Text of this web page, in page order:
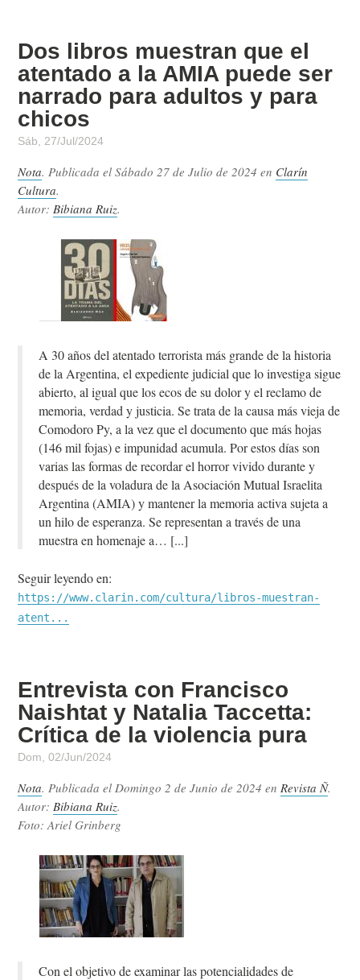
Dos libros muestran que el
atentado a la AMIA puede ser
narrado para adultos y para
chicos
Sáb, 27/Jul/2024
Nota. Publicada elSábado 27 de Julio de 2024 en Clarín
Cultura.
Autor:Bibiana Ruiz.
A 30 años del atentado terrorista más grande de la historia
de la Argentina, el expediente judicial que lo investiga sigue
abierto, al igual que los ecos de su dolor y el reclamo de
memoria, verdad y justicia. Se trata de la causa más vieja de
Comodoro Py, a la vez que el documento que más hojas
(146 mil fojas) e impunidad acumula. Por estos días son
varias las formas de recordar el horror vivido durante y
después de la voladura de la Asociación Mutual Israelita
Argentina (AMIA) y mantener la memoria activa sujeta a
un hilo de esperanza. Se representan a través de una
muestra en homenaje a…
Seguir leyendo en:
https://www.clarin.com/cultura/libros-muestran-
atent...
Entrevista con Francisco
Naishtat y Natalia Taccetta:
Crítica de la violencia pura
Dom, 02/Jun/2024
Nota. Publicada elDomingo 2 de Junio de 2024 enRevista Ñ.
Autor:Bibiana Ruiz.
Foto: Ariel Grinberg
Con el objetivo de examinar las potencialidades de